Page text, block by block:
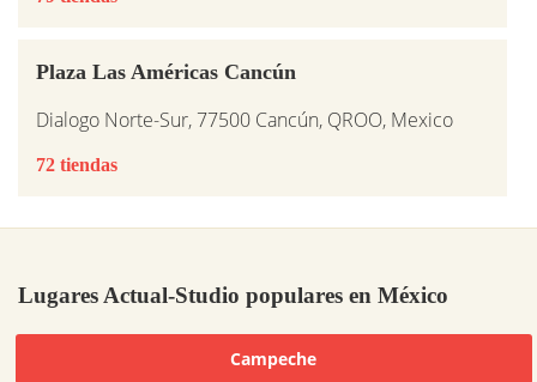
Plaza Las Américas Cancún
Dialogo Norte-Sur, 77500 Cancún, QROO, Mexico
72 tiendas
Lugares Actual-Studio populares en México
Campeche